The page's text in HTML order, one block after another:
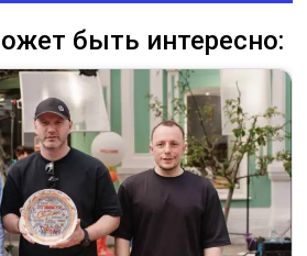
быть интересно: